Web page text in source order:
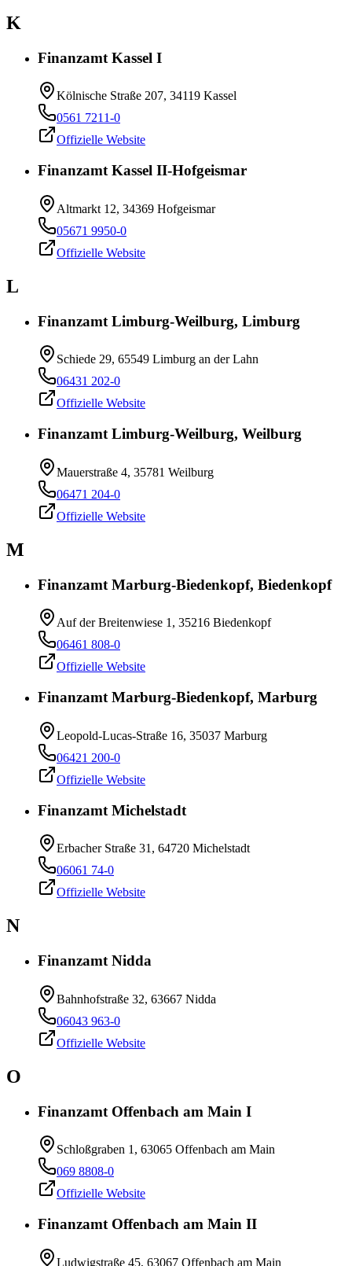
K
Finanzamt Kassel I
Kölnische Straße 207, 34119 Kassel
0561 7211-0
Offizielle Website
Finanzamt Kassel II-Hofgeismar
Altmarkt 12, 34369 Hofgeismar
05671 9950-0
Offizielle Website
L
Finanzamt Limburg-Weilburg, Limburg
Schiede 29, 65549 Limburg an der Lahn
06431 202-0
Offizielle Website
Finanzamt Limburg-Weilburg, Weilburg
Mauerstraße 4, 35781 Weilburg
06471 204-0
Offizielle Website
M
Finanzamt Marburg-Biedenkopf, Biedenkopf
Auf der Breitenwiese 1, 35216 Biedenkopf
06461 808-0
Offizielle Website
Finanzamt Marburg-Biedenkopf, Marburg
Leopold-Lucas-Straße 16, 35037 Marburg
06421 200-0
Offizielle Website
Finanzamt Michelstadt
Erbacher Straße 31, 64720 Michelstadt
06061 74-0
Offizielle Website
N
Finanzamt Nidda
Bahnhofstraße 32, 63667 Nidda
06043 963-0
Offizielle Website
O
Finanzamt Offenbach am Main I
Schloßgraben 1, 63065 Offenbach am Main
069 8808-0
Offizielle Website
Finanzamt Offenbach am Main II
Ludwigstraße 45, 63067 Offenbach am Main